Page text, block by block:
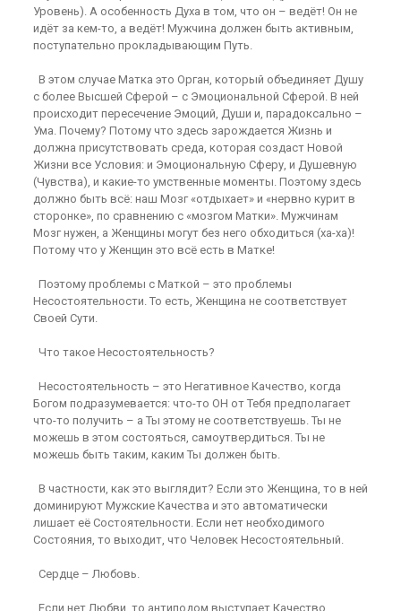
Уровень). А особенность Духа в том, что он – ведёт! Он не
идёт за кем-то, а ведёт! Мужчина должен быть активным,
поступательно прокладывающим Путь.
В этом случае Матка это Орган, который объединяет Душу
с более Высшей Сферой – с Эмоциональной Сферой. В ней
происходит пересечение Эмоций, Души и, парадоксально –
Ума. Почему? Потому что здесь зарождается Жизнь и
должна присутствовать среда, которая создаст Новой
Жизни все Условия: и Эмоциональную Сферу, и Душевную
(Чувства), и какие-то умственные моменты. Поэтому здесь
должно быть всё: наш Мозг «отдыхает» и «нервно курит в
сторонке», по сравнению с «мозгом Матки». Мужчинам
Мозг нужен, а Женщины могут без него обходиться (ха-ха)!
Потому что у Женщин это всё есть в Матке!
Поэтому проблемы с Маткой – это проблемы
Несостоятельности. То есть, Женщина не соответствует
Своей Сути.
Что такое Несостоятельность?
Несостоятельность – это Негативное Качество, когда
Богом подразумевается: что-то ОН от Тебя предполагает
что-то получить – а Ты этому не соответствуешь. Ты не
можешь в этом состояться, самоутвердиться. Ты не
можешь быть таким, каким Ты должен быть.
В частности, как это выглядит? Если это Женщина, то в ней
доминируют Мужские Качества и это автоматически
лишает её Состоятельности. Если нет необходимого
Состояния, то выходит, что Человек Несостоятельный.
Сердце – Любовь.
Если нет Любви, то антиподом выступает Качество